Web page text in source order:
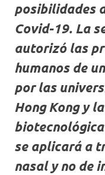
posibilidades
Covid-19. La
autorizó las
humanos de
por las
Hong Kong y
se aplicará a
nasal y no de